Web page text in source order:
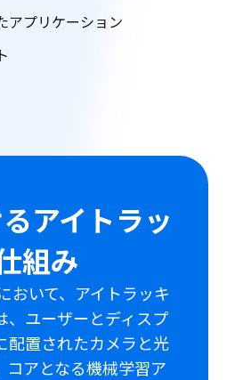
アプリケーション
アイトラッ
組み
おいて、アイトラッキ
、ユーザーとディスプ
配置されたカメラと光
コアとなる機械学習ア